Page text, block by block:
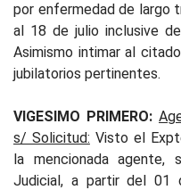
por enfermedad de largo
al 18 de julio inclusive
Asimismo intimar al
jubilatorios pertinentes.
VIGESIMO PRIMERO:
s/ Solicitud: Visto el
la mencionada
Judicial, a partir del 01